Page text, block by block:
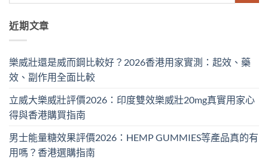
近期文章
樂威壯還是威而鋼比較好？2026香港用家實測：起效、藥
效、副作用全面比較
立威大樂威壯評價2026：印度雙效樂威壯20mg真實用家心
得與香港購買指南
男士能量糖效果評價2026：HEMP GUMMIES等產品真的有
用嗎？香港選購指南